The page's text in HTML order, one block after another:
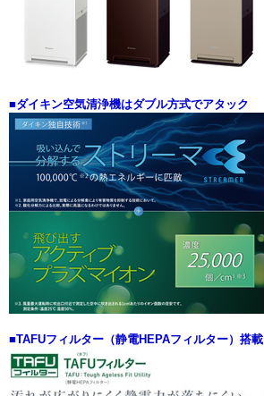
■ダイキン空気清浄機はダブル方式でアタック
■TAFUフィルター（静電HEPAフィルター）搭載